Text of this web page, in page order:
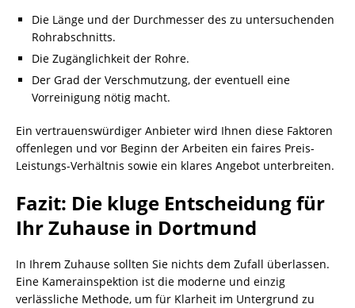
Die Länge und der Durchmesser des zu untersuchenden
Rohrabschnitts.
Die Zugänglichkeit der Rohre.
Der Grad der Verschmutzung, der eventuell eine
Vorreinigung nötig macht.
Ein vertrauenswürdiger Anbieter wird Ihnen diese Faktoren
offenlegen und vor Beginn der Arbeiten ein faires Preis-
Leistungs-Verhältnis sowie ein klares Angebot unterbreiten.
Fazit: Die kluge Entscheidung für
Ihr Zuhause in Dortmund
In Ihrem Zuhause sollten Sie nichts dem Zufall überlassen.
Eine Kamerainspektion ist die moderne und einzig
verlässliche Methode, um für Klarheit im Untergrund zu